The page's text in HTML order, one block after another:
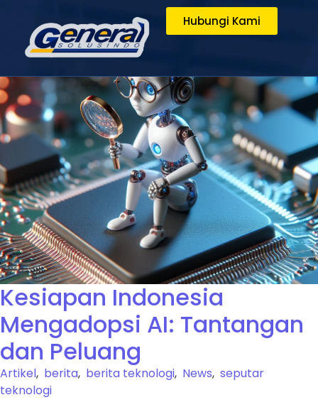
Hubungi Kami
Kesiapan Indonesia
Mengadopsi AI: Tantangan
dan Peluang
Artikel, berita, berita teknologi, News, seputar
teknologi